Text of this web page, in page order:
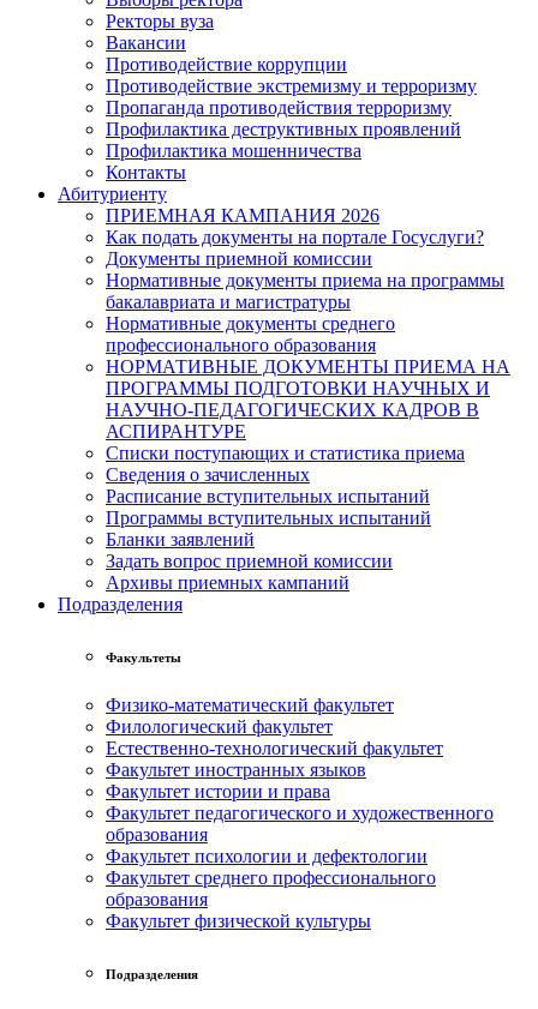
Ректоры вуза
Вакансии
Противодействие коррупции
Противодействие экстремизму и терроризму
Пропаганда противодействия терроризму
Профилактика деструктивных проявлений
Профилактика мошенничества
Контакты
Абитуриенту
ПРИЕМНАЯ КАМПАНИЯ 2026
Как подать документы на портале Госуслуги?
Документы приемной комиссии
Нормативные документы приема на программы
бакалавриата и магистратуры
Нормативные документы среднего
профессионального образования
НОРМАТИВНЫЕ ДОКУМЕНТЫ ПРИЕМА НА
ПРОГРАММЫ ПОДГОТОВКИ НАУЧНЫХ И
НАУЧНО-ПЕДАГОГИЧЕСКИХ КАДРОВ В
АСПИРАНТУРЕ
Списки поступающих и статистика приема
Сведения о зачисленных
Расписание вступительных испытаний
Программы вступительных испытаний
Бланки заявлений
Задать вопрос приемной комиссии
Архивы приемных кампаний
Подразделения
Факультеты
Физико-математический факультет
Филологический факультет
Естественно-технологический факультет
Факультет иностранных языков
Факультет истории и права
Факультет педагогического и художественного
образования
Факультет психологии и дефектологии
Факультет среднего профессионального
образования
Факультет физической культуры
Подразделения